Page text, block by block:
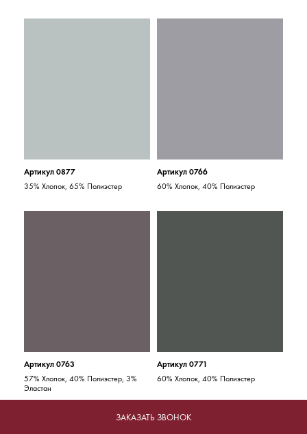
ЗАКАЗАТЬ ЗВОНОК
Артикул 0877
35% Хлопок, 65% Полиэстер
Артикул 0766
60% Хлопок, 40% Полиэстер
Артикул 0763
57% Хлопок, 40% Полиэстер, 3%
Эластан
Артикул 0771
60% Хлопок, 40% Полиэстер